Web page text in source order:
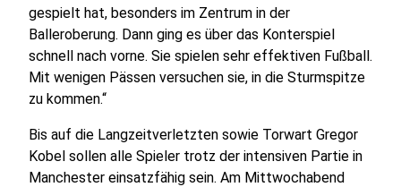
gespielt hat, besonders im Zentrum in der
Balleroberung. Dann ging es über das Konterspiel
schnell nach vorne. Sie spielen sehr effektiven Fußball.
Mit wenigen Pässen versuchen sie, in die Sturmspitze
zu kommen.“
Bis auf die Langzeitverletzten sowie Torwart Gregor
Kobel sollen alle Spieler trotz der intensiven Partie in
Manchester einsatzfähig sein. Am Mittwochabend